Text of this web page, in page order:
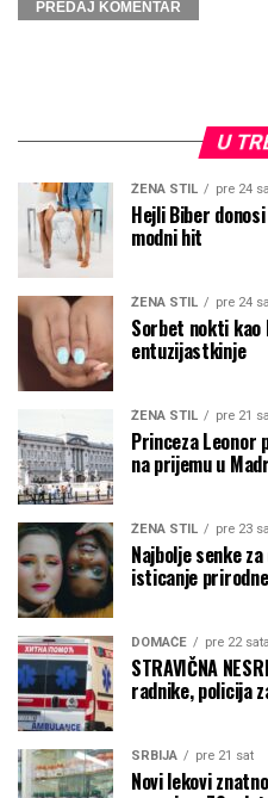
U
ŽENA STIL pre 24
Hejli Biber
modni hit
ŽENA STIL pre 24
Sorbet nokti kao
entuzijastkinje
ŽENA STIL pre 21
Princeza Leonor
na prijemu u
ŽENA STIL pre 23
Najbolje senke
isticanje
DOMAĆE pre 22 sata
STRAVIČNA
radnike, policija
SRBIJA pre 21 sat
Novi lekovi